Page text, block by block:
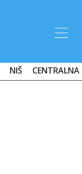
NIŠ CENTRALNA